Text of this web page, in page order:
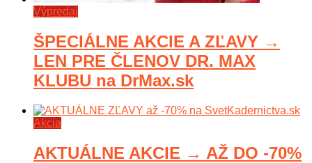
Výpredaj
ŠPECIÁLNE AKCIE A ZĽAVY →
LEN PRE ČLENOV DR. MAX
KLUBU na DrMax.sk
Akcia
AKTUÁLNE AKCIE → AŽ DO -70%